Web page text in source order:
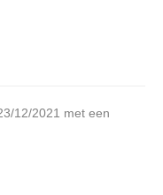
12/2021 met een